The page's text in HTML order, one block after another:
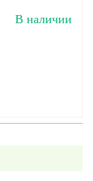
В наличии